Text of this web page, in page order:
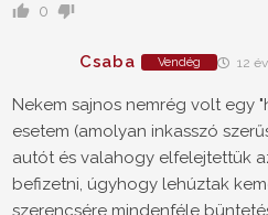
0
Csaba Vendég 12
Nekem sajnos nemrég volt egy
esetem (amolyan inkasszó
autót és valahogy elfelejtettük
befizetni, úgyhogy lehúztak
szerencsére mindenféle